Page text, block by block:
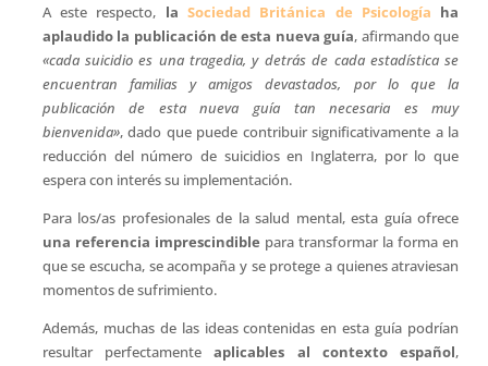
A este respecto, laSociedad Británica de Psicología ha
aplaudido la publicación de esta nueva guía, afirmando que
«cada suicidio es una tragedia, y detrás de cada estadística se
encuentran familias y amigos devastados, por lo que la
publicación de esta nueva guía tan necesaria es muy
bienvenida», dado que puede contribuir significativamente a la
reducción del número de suicidios en Inglaterra, por lo que
espera con interés su implementación.
Para los/as profesionales de la salud mental, esta guía ofrece
una referencia imprescindible para transformar la forma en
que se escucha, se acompaña y se protege a quienes atraviesan
momentos de sufrimiento.
Además, muchas de las ideas contenidas en esta guía podrían
resultar perfectamenteaplicables al contexto español,